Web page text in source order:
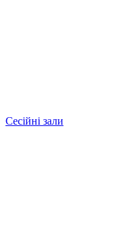
Сесійні зали